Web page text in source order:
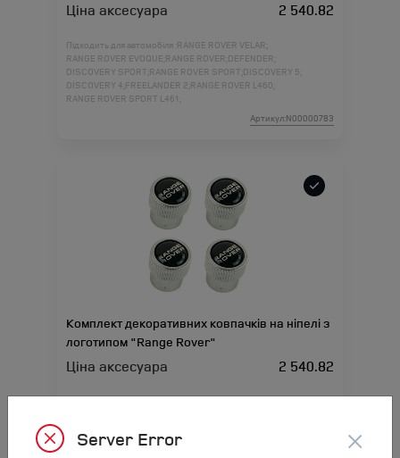
Ціна аксесуара 2 540.82
Підходить для автомобіля : RANGE ROVER VELAR;
RANGE ROVER EVOQUE; RANGE ROVER; DEFENDER;
DISCOVERY SPORT; RANGE ROVER SPORT; DISCOVERY 5;
DISCOVERY 4; FREELANDER 2; RANGE ROVER L460;
RANGE ROVER SPORT L461;
Артикул:N00000783
Комплект декоративних ковпачків на ніпелі з
логотипом "Range Rover"
Ціна аксесуара 2 540.82
Server Error ×